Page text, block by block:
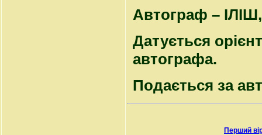
Автограф –
Датується
автографа.
Подається за
Перший